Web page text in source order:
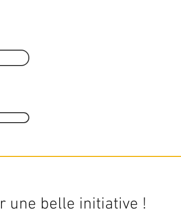
une belle initiative !